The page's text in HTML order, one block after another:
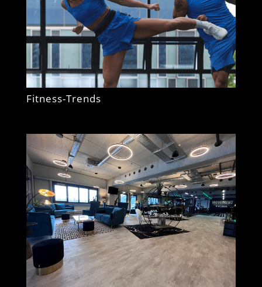
Fitness-Trends